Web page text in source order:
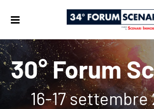
30° Forum
16-17 settembre